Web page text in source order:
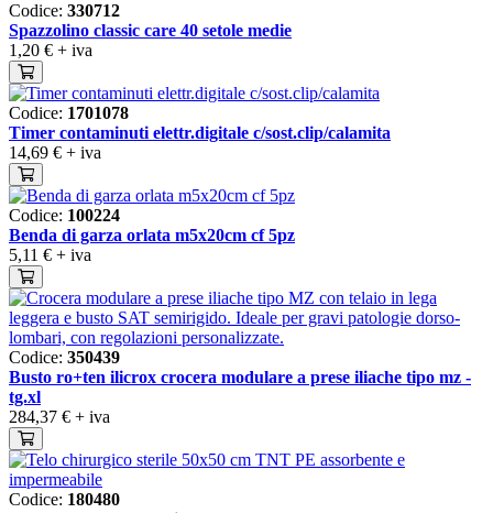
Codice: 330712
Spazzolino classic care 40 setole medie
1,20 € + iva
Codice: 1701078
Timer contaminuti elettr.digitale c/sost.clip/calamita
14,69 € + iva
Codice: 100224
Benda di garza orlata m5x20cm cf 5pz
5,11 € + iva
Codice: 350439
Busto ro+ten ilicrox crocera modulare a prese iliache tipo mz -
tg.xl
284,37 € + iva
Codice: 180480